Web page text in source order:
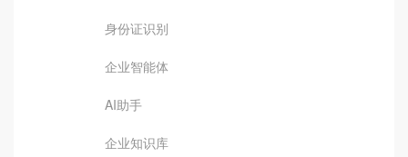
身份证识别
企业智能体
AI助手
企业知识库